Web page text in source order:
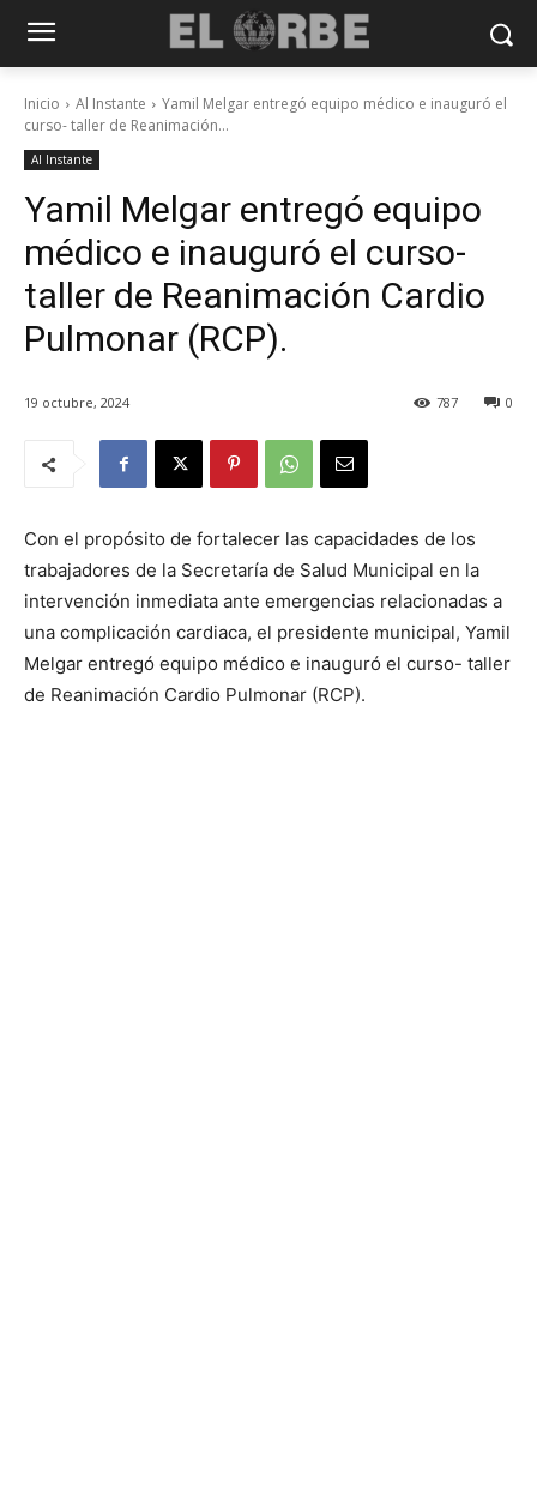
Inicio Al Instante
Yamil Melgar entregó equipo médico e inauguró el
curso- taller de Reanimación...
Al Instante
Yamil Melgar entregó equipo
médico e inauguró el curso-
taller de Reanimación Cardio
Pulmonar (RCP).
19 octubre, 2024 0
787
Con el propósito de fortalecer las capacidades de los
trabajadores de la Secretaría de Salud Municipal en la
intervención inmediata ante emergencias relacionadas a
una complicación cardiaca, el presidente municipal, Yamil
Melgar entregó equipo médico e inauguró el curso- taller
de Reanimación Cardio Pulmonar (RCP).